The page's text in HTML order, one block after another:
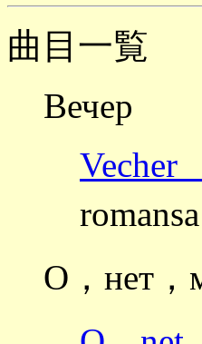
曲目一覧
Вечер
О，нет，